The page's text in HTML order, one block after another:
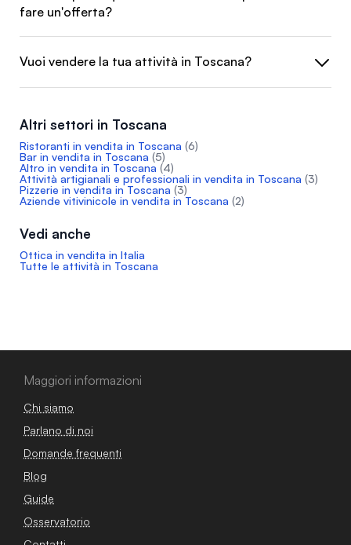
fare un'offerta?
Vuoi vendere la tua attività in Toscana?
Altri settori in Toscana
Ristoranti in vendita in Toscana (6)
Bar in vendita in Toscana (5)
Altro in vendita in Toscana (4)
Attività artigianali e professionali in vendita in Toscana (3)
Pizzerie in vendita in Toscana (3)
Aziende vitivinicole in vendita in Toscana (2)
Vedi anche
Ottica in vendita in Italia
Tutte le attività in Toscana
Maggiori informazioni
Chi siamo
Parlano di noi
Domande frequenti
Blog
Guide
Osservatorio